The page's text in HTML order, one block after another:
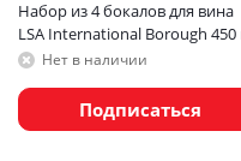
Набор из 4 бокалов для вина
LSA International Borough
Нет в наличии
Подписаться